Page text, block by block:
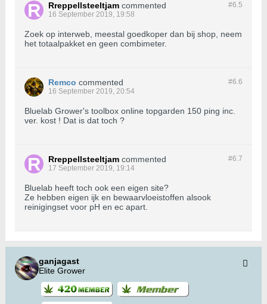
#6.5
Rreppellsteeltjam commented
16 September 2019, 19:58
Zoek op interweb, meestal goedkoper dan bij shop, neem
het totaalpakket en geen combimeter.
#6.6
Remco commented
16 September 2019, 20:54
Bluelab Grower's toolbox online topgarden 150 ping inc.
ver. kost ! Dat is dat toch ?
#6.7
Rreppellsteeltjam commented
17 September 2019, 19:14
Bluelab heeft toch ook een eigen site?
Ze hebben eigen ijk en bewaarvloeistoffen alsook
reinigingset voor pH en ec apart.
ganjagast
Elite Grower